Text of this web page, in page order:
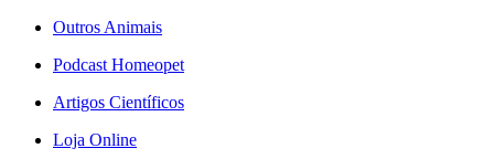
Outros Animais
Podcast Homeopet
Artigos Científicos
Loja Online